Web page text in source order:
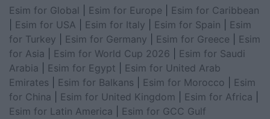
Esim for Global Esim for Europe
Esim for Caribbean
Esim for USA Esim for Italy Esim for Spain
Esim
for Turkey
Esim for Germany Esim for Greece
Esim
for Asia
Esim for World Cup 2026
Esim for Saudi
Arabia
Esim for Egypt
Esim for United Arab
Emirates
Esim for Balkans Esim for Morocco
Esim
for China
Esim for United Kingdom Esim for Africa
Esim for Latin America
Esim for GCC Gulf